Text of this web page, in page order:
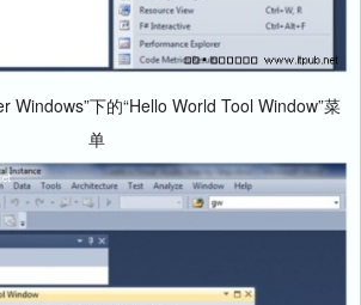
下的“Hello World Tool Window”菜
单